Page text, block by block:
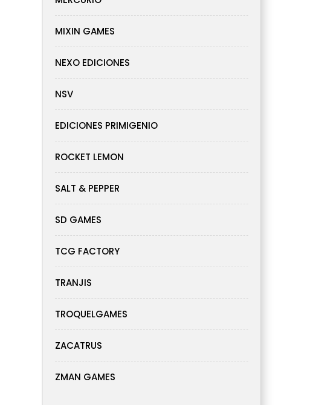
MIXIN GAMES
NEXO EDICIONES
NSV
EDICIONES PRIMIGENIO
ROCKET LEMON
SALT & PEPPER
SD GAMES
TCG FACTORY
TRANJIS
TROQUELGAMES
ZACATRUS
ZMAN GAMES